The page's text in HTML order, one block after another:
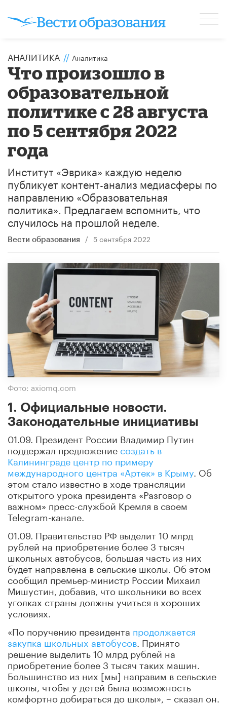
АНАЛИТИКА // Аналитика
Что произошло в
образовательной
политике с 28 августа
по 5 сентября 2022
года
Институт «Эврика» каждую неделю
публикует контент-анализ медиасферы по
направлению «Образовательная
политика». Предлагаем вспомнить, что
случилось на прошлой неделе.
Вести образования / 5 сентября 2022
Фото: axiomq.com
1. Официальные новости.
Законодательные инициативы
01.09. Президент России Владимир Путин
поддержал предложение создать в
Калининграде центр по примеру
международного центра «Артек» в Крыму . Об
этом стало известно в ходе трансляции
открытого урока президента «Разговор о
важном» пресс-службой Кремля в своем
Telegram-канале.
01.09. Правительство РФ выделит 10 млрд
рублей на приобретение более 3 тысяч
школьных автобусов, большая часть из них
будет направлена в сельские школы. Об этом
сообщил премьер-министр России Михаил
Мишустин, добавив, что школьники во всех
уголках страны должны учиться в хороших
условиях.
«По поручению президента продолжается
закупка школьных автобусов. Принято
решение выделить 10 млрд рублей на
приобретение более 3 тысяч таких машин.
Большинство из них [мы] направим в сельские
школы, чтобы у детей была возможность
комфортно добираться до школы», – сказал он.